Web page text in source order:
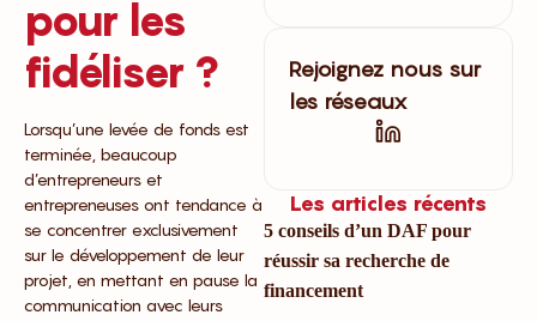
pour les
fidéliser ?
Lorsqu’une levée de fonds est
terminée, beaucoup
d’entrepreneurs et
entrepreneuses ont tendance à
se concentrer exclusivement
sur le développement de leur
projet, en mettant en pause la
communication avec leurs
Rejoignez nous sur
les réseaux
Les articles récents
5 conseils d’un DAF pour
réussir sa recherche de
financement